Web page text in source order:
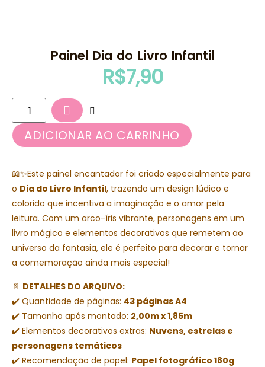
Painel Dia do Livro Infantil
R$7,90
ADICIONAR AO CARRINHO
📖✨Este painel encantador foi criado especialmente para
o Dia do Livro Infantil, trazendo um design lúdico e
colorido que incentiva a imaginação e o amor pela
leitura. Com um arco-íris vibrante, personagens em um
livro mágico e elementos decorativos que remetem ao
universo da fantasia, ele é perfeito para decorar e tornar
a comemoração ainda mais especial!
📄 DETALHES DO ARQUIVO:
✔️ Quantidade de páginas: 43 páginas A4
✔️ Tamanho após montado: 2,00m x 1,85m
✔️ Elementos decorativos extras: Nuvens, estrelas e
personagens temáticos
✔️ Recomendação de papel: Papel fotográfico 180g